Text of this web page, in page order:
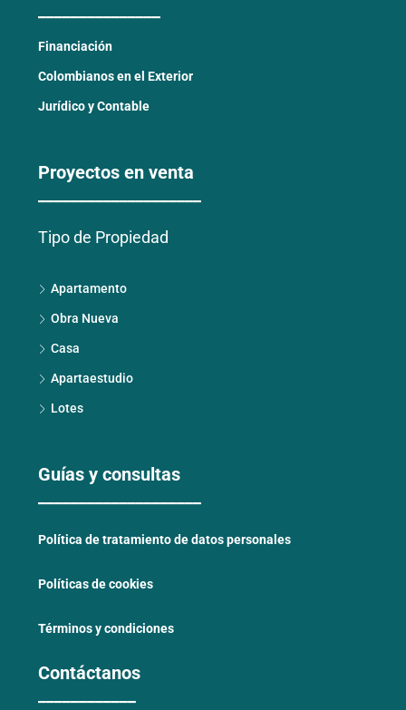
Financiación
Colombianos en el Exterior
Jurídico y Contable
Proyectos en venta
Tipo de Propiedad
Apartamento
Obra Nueva
Casa
Apartaestudio
Lotes
Guías y consultas
Política de tratamiento de datos personales
Políticas de cookies
Términos y condiciones
Contáctanos